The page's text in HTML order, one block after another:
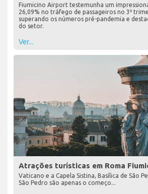
Fiumicino Airport testemunha um
26,09% no tráfego de passageiros no 3º
superando os números pré-pandemia e
do setor.
Ver...
Atrações turísticas em Roma
Vaticano e a Capela Sistina, Basílica de São
São Pedro são apenas o começo...